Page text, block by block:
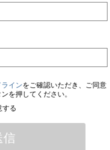
インをご確認いただき、ご同意
を押してください。
する